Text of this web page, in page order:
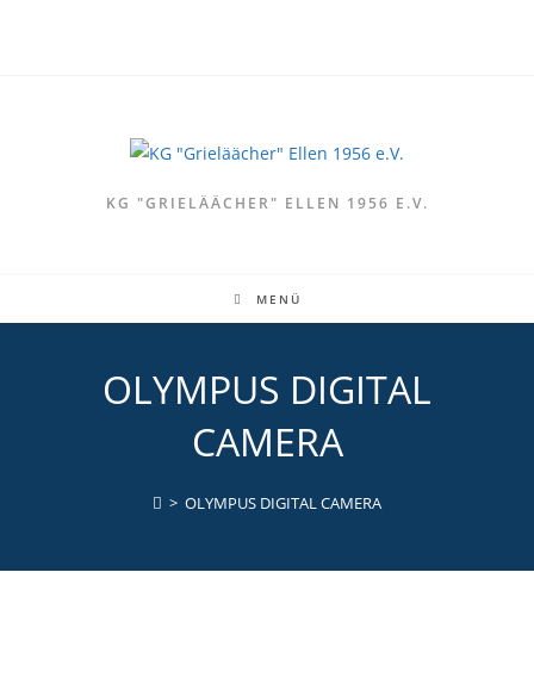
KG "GRIELÄÄCHER" ELLEN 1956 E.V.
MENÜ
OLYMPUS DIGITAL
CAMERA
> OLYMPUS DIGITAL CAMERA